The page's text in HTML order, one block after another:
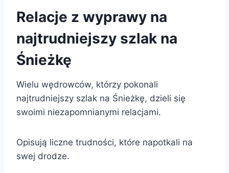
Relacje z wyprawy na
najtrudniejszy szlak na
Śnieżkę
Wielu wędrowców, którzy pokonali
najtrudniejszy szlak na Śnieżkę, dzieli się
swoimi niezapomnianymi relacjami.
Opisują liczne trudności, które napotkali na
swej drodze.